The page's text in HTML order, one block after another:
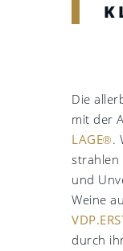
Die
mit der
LAGE®.
strahlen
und
Weine
durch